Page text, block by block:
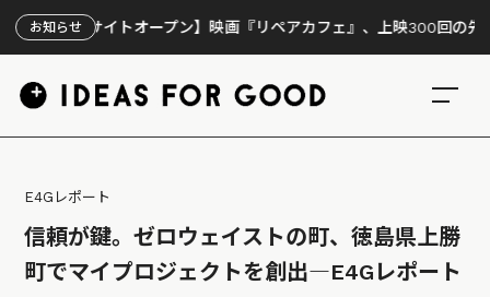
お知らせ
トオープン】映画『リペアカフェ』、上映300回の先で見えてきた
E4Gレポート
信頼が鍵。ゼロウェイストの町、徳島県上勝
町でマイプロジェクトを創出―E4Gレポート